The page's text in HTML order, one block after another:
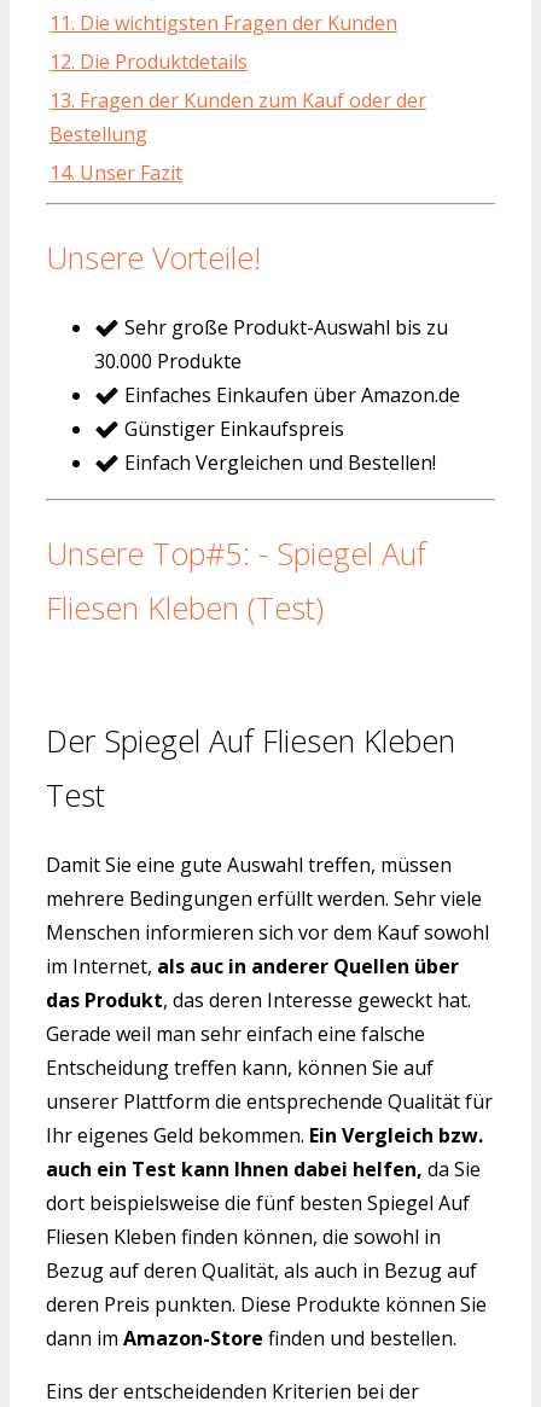
11. Die wichtigsten Fragen der Kunden
12. Die Produktdetails
13. Fragen der Kunden zum Kauf oder der
Bestellung
14. Unser Fazit
Unsere Vorteile!
Sehr große Produkt-Auswahl bis zu
30.000 Produkte
Einfaches Einkaufen über Amazon.de
Günstiger Einkaufspreis
Einfach Vergleichen und Bestellen!
Unsere Top#5: - Spiegel Auf
Fliesen Kleben (Test)
Der Spiegel Auf Fliesen Kleben
Test
Damit Sie eine gute Auswahl treffen, müssen
mehrere Bedingungen erfüllt werden. Sehr viele
Menschen informieren sich vor dem Kauf sowohl
im Internet, als auc in anderer Quellen über
das Produkt, das deren Interesse geweckt hat.
Gerade weil man sehr einfach eine falsche
Entscheidung treffen kann, können Sie auf
unserer Plattform die entsprechende Qualität für
Ihr eigenes Geld bekommen. Ein Vergleich bzw.
auch ein Test kann Ihnen dabei helfen, da Sie
dort beispielsweise die fünf besten Spiegel Auf
Fliesen Kleben finden können, die sowohl in
Bezug auf deren Qualität, als auch in Bezug auf
deren Preis punkten. Diese Produkte können Sie
dann im Amazon-Store finden und bestellen.
Eins der entscheidenden Kriterien bei der